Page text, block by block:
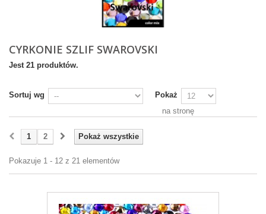
CYRKONIE SZLIF SWAROVSKI
Jest 21 produktów.
Sortuj wg
Pokaż
na stronę
Pokaż wszystkie
1 2
Pokazuje 1 - 12 z 21 elementów